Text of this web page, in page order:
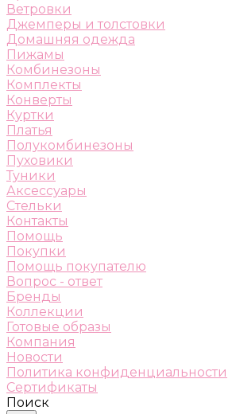
Ветровки
Джемперы и толстовки
Домашняя одежда
Пижамы
Комбинезоны
Комплекты
Конверты
Куртки
Платья
Полукомбинезоны
Пуховики
Туники
Аксессуары
Стельки
Контакты
Помощь
Покупки
Помощь покупателю
Вопрос - ответ
Бренды
Коллекции
Готовые образы
Компания
Новости
Политика конфиденциальности
Сертификаты
Поиск